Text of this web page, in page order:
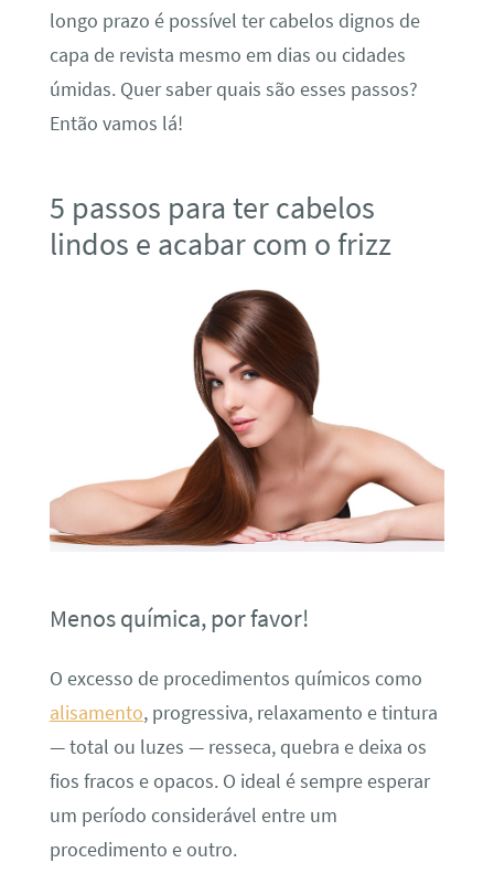
longo prazo é possível ter cabelos dignos de
capa de revista mesmo em dias ou cidades
úmidas. Quer saber quais são esses passos?
Então vamos lá!
5 passos para ter cabelos
lindos e acabar com o frizz
Menos química, por favor!
O excesso de procedimentos químicos como
alisamento, progressiva, relaxamento e tintura
— total ou luzes — resseca, quebra e deixa os
fios fracos e opacos. O ideal é sempre esperar
um período considerável entre um
procedimento e outro.